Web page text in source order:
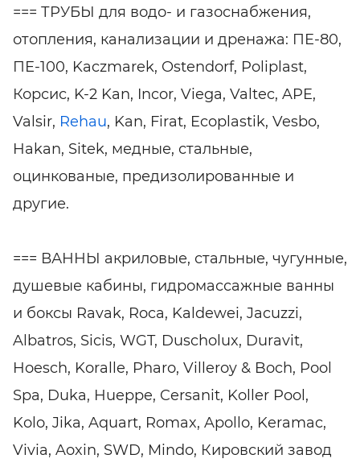
=== ТРУБЫ для водо- и газоснабжения,
отопления, канализации и дренажа: ПЕ-80,
ПЕ-100, Kaczmarek, Ostendorf, Poliplast,
Корсис, K-2 Kan, Incor, Viega, Valtec, APE,
Valsir, Rehau, Kan, Firat, Ecoplastik, Vesbo,
Hakan, Sitek, медные, стальные,
оцинкованые, предизолированные и
другие.
=== ВАННЫ акриловые, стальные, чугунные,
душевые кабины, гидромассажные ванны
и боксы Ravak, Roca, Kaldewei, Jacuzzi,
Albatros, Sicis, WGT, Duscholux, Duravit,
Hoesch, Koralle, Pharo, Villeroy & Boch, Pool
Spa, Duka, Hueppe, Cersanit, Koller Pool,
Kolo, Jika, Aquart, Romax, Apollo, Keramac,
Vivia, Aoxin, SWD, Mindo, Кировский завод